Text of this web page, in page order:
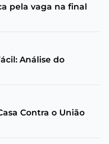
pela vaga na final
Análise do
Contra o União